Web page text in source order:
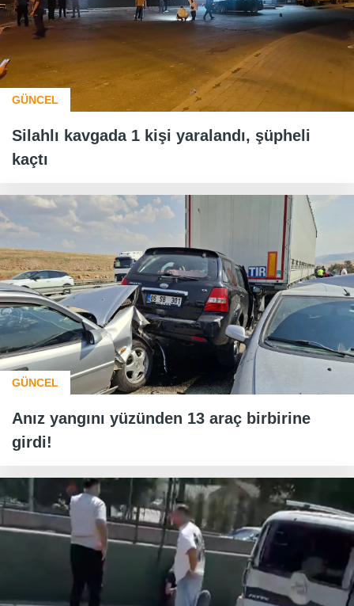
GÜNCEL
Silahlı kavgada 1 kişi yaralandı, şüpheli
kaçtı
GÜNCEL
Anız yangını yüzünden 13 araç birbirine
girdi!